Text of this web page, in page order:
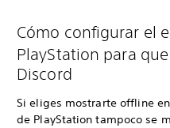
Cómo configurar el
PlayStation para
Discord
Si eliges mostrarte offline
de PlayStation tampoco se